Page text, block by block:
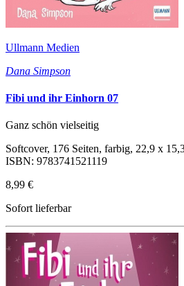
Ullmann Medien
Dana Simpson
Fibi und ihr Einhorn 07
Ganz schön vielseitig
Softcover, 176 Seiten, farbig, 22,9 x
ISBN: 9783741521119
8,99 €
Sofort lieferbar